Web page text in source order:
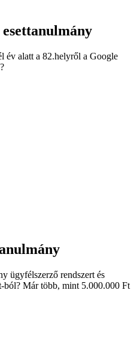
év alatt a 82.helyről a Google
ügyfélszerző rendszert és
ból? Már több, mint 5.000.000 Ft